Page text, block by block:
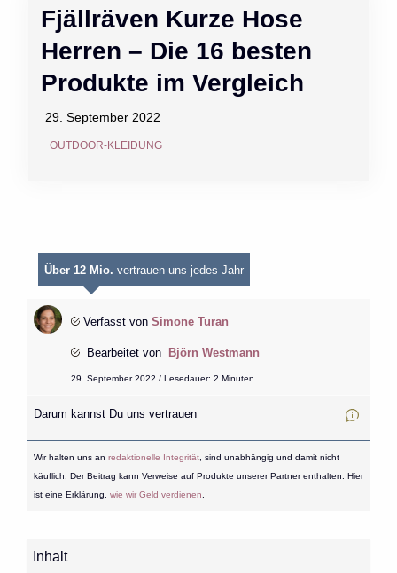
Fjällräven Kurze Hose
Herren – Die 16 besten
Produkte im Vergleich
29. September 2022
OUTDOOR-KLEIDUNG
Über 12 Mio. vertrauen uns jedes Jahr
Verfasst von Simone Turan
Bearbeitet von Björn Westmann
29. September 2022 / Lesedauer: 2 Minuten
Darum kannst Du uns vertrauen
Wir halten uns an redaktionelle Integrität, sind unabhängig und damit nicht
käuflich. Der Beitrag kann Verweise auf Produkte unserer Partner enthalten. Hier
ist eine Erklärung, wie wir Geld verdienen
Inhalt